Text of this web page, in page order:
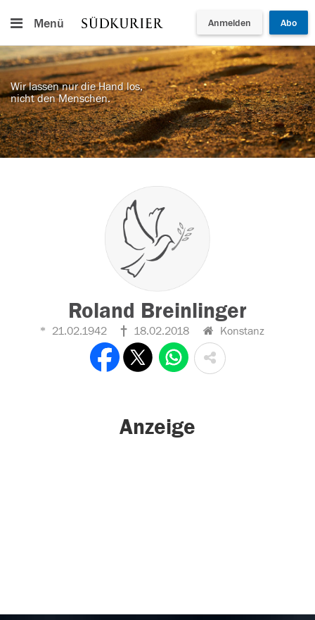
Menü Anmelden Abo
Wir lassen nur die Hand los,
nicht den Menschen.
Roland Breinlinger
21.02.1942 18.02.2018 Konstanz
Anzeige